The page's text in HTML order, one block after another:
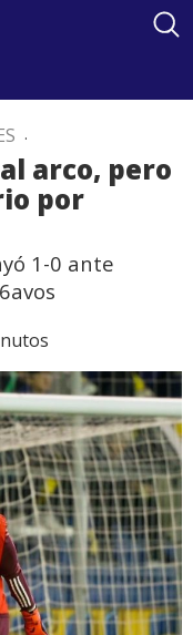
.
arco, pero
por
1-0 ante